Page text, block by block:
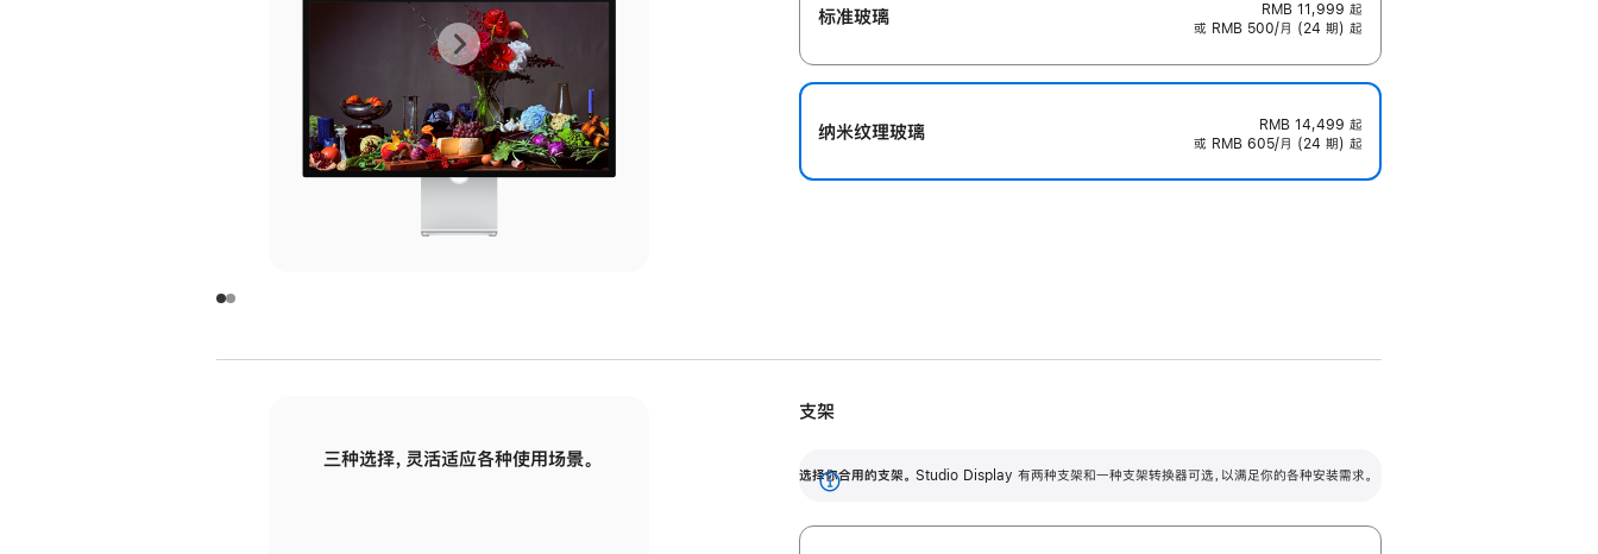
上
一
张
图
面
下
一
张
图
面
标准玻璃 RMB 11,999 起
或 RMB 500/月 (24 期) 起
纳米纹理玻璃 RMB 14,499 起
或 RMB 605/月 (24 期) 起
三种选择，灵活适应各种使用场景。
调节范围。
毫米的高度调节范围。
支架
选择你合用的支架。 Studio Display 有两种支架和一种支架转换器可选，以满足你的各种安装需求。
展
开